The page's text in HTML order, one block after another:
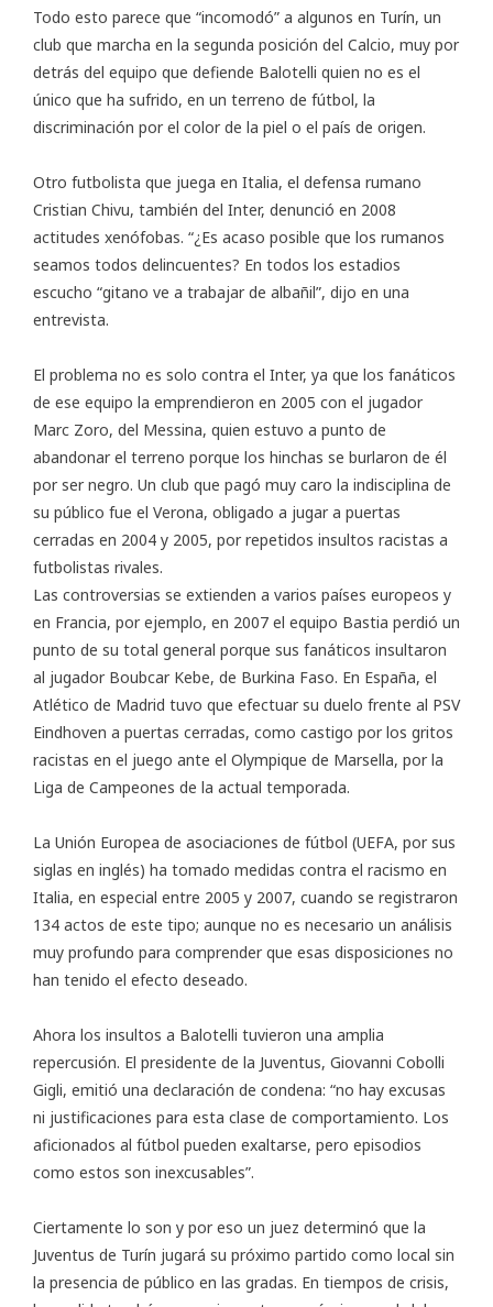
Todo esto parece que “incomodó” a algunos en Turín, un
club que marcha en la segunda posición del Calcio, muy por
detrás del equipo que defiende Balotelli quien no es el
único que ha sufrido, en un terreno de fútbol, la
discriminación por el color de la piel o el país de origen.
Otro futbolista que juega en Italia, el defensa rumano
Cristian Chivu, también del Inter, denunció en 2008
actitudes xenófobas. “¿Es acaso posible que los rumanos
seamos todos delincuentes? En todos los estadios
escucho “gitano ve a trabajar de albañil”, dijo en una
entrevista.
El problema no es solo contra el Inter, ya que los fanáticos
de ese equipo la emprendieron en 2005 con el jugador
Marc Zoro, del Messina, quien estuvo a punto de
abandonar el terreno porque los hinchas se burlaron de él
por ser negro. Un club que pagó muy caro la indisciplina de
su público fue el Verona, obligado a jugar a puertas
cerradas en 2004 y 2005, por repetidos insultos racistas a
futbolistas rivales.
Las controversias se extienden a varios países europeos y
en Francia, por ejemplo, en 2007 el equipo Bastia perdió un
punto de su total general porque sus fanáticos insultaron
al jugador Boubcar Kebe, de Burkina Faso. En España, el
Atlético de Madrid tuvo que efectuar su duelo frente al PSV
Eindhoven a puertas cerradas, como castigo por los gritos
racistas en el juego ante el Olympique de Marsella, por la
Liga de Campeones de la actual temporada.
La Unión Europea de asociaciones de fútbol (UEFA, por sus
siglas en inglés) ha tomado medidas contra el racismo en
Italia, en especial entre 2005 y 2007, cuando se registraron
134 actos de este tipo; aunque no es necesario un análisis
muy profundo para comprender que esas disposiciones no
han tenido el efecto deseado.
Ahora los insultos a Balotelli tuvieron una amplia
repercusión. El presidente de la Juventus, Giovanni Cobolli
Gigli, emitió una declaración de condena: “no hay excusas
ni justificaciones para esta clase de comportamiento. Los
aficionados al fútbol pueden exaltarse, pero episodios
como estos son inexcusables”.
Ciertamente lo son y por eso un juez determinó que la
Juventus de Turín jugará su próximo partido como local sin
la presencia de público en las gradas. En tiempos de crisis,